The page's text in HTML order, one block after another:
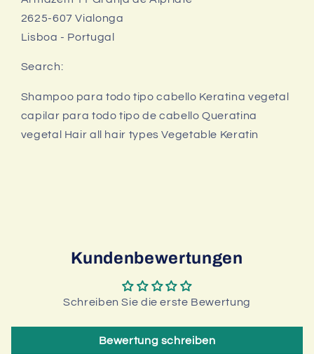
2625-607 Vialonga
Lisboa - Portugal
Search:
Shampoo para todo tipo cabello Keratina vegetal
capilar para todo tipo de cabello Queratina
vegetal Hair all hair types Vegetable Keratin
Kundenbewertungen
Schreiben Sie die erste Bewertung
Bewertung schreiben